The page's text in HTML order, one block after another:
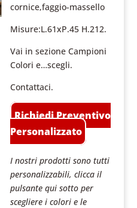
cornice,faggio-massello
Misure:L.61xP.45 H.212.
Vai in sezione Campioni
Colori e…scegli.
Contattaci.
Richiedi Preventivo
Personalizzato
I nostri prodotti sono tutti
personalizzabili, clicca il
pulsante qui sotto per
scegliere i colori e le